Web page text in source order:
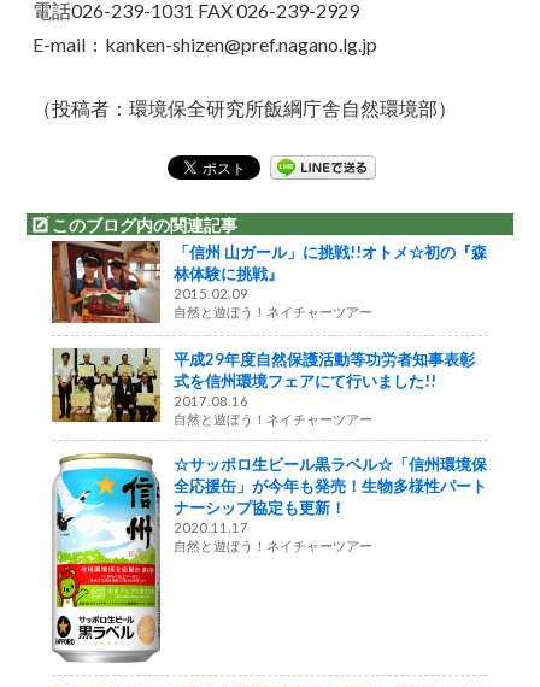
電話026-239-1031 FAX 026-239-2929
E-mail：kanken-shizen@pref.nagano.lg.jp
（投稿者：環境保全研究所飯綱庁舎自然環境部）
このブログ内の関連記事
「信州 山ガール」に挑戦!!オトメ☆初の『森
林体験に挑戦』
2015.02.09
自然と遊ぼう！ネイチャーツアー
平成29年度自然保護活動等功労者知事表彰
式を信州環境フェアにて行いました!!
2017.08.16
自然と遊ぼう！ネイチャーツアー
☆サッポロ生ビール黒ラベル☆「信州環境保
全応援缶」が今年も発売！生物多様性パート
ナーシップ協定も更新！
2020.11.17
自然と遊ぼう！ネイチャーツアー